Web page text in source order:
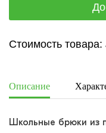
Стоимость товара:
Описание
Школьные брюки из